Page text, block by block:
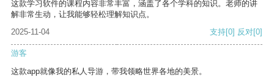
这款学习软件的课程内容非常丰富，涵盖了各个学科的知识。老师的讲
解非常生动，让我能够轻松理解知识点。
2025-11-04
支持[0] 反对[0]
游客
这款app就像我的私人导游，带我领略世界各地的美景。